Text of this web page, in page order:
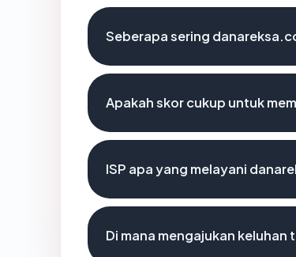
Seberapa sering
Apakah skor cukup untuk
ISP apa yang melayani
Di mana mengajukan